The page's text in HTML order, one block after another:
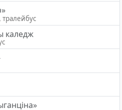
тралейбус
каледж